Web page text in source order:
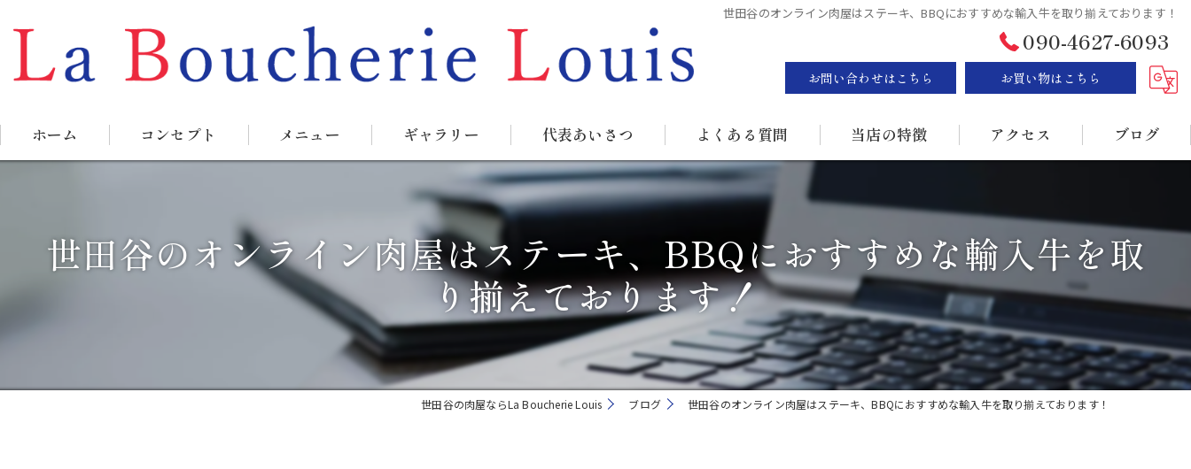
世田谷のオンライン肉屋はステーキ、BBQにおすすめな輸入牛を取り揃えております！
090-4627-6093
お問い合わせはこちら お買い物はこちら
ホーム コンセプト メニュー ギャラリー 代表あいさつ よくある質問 当店の特徴
ステーキ
BBQ
販売
持ち帰り
アクセス ブログ
世田谷のオンライン肉屋はステーキ、BBQにおすすめな輸入牛を取
り揃えております！
世田谷の肉屋ならLa Boucherie Louis ブログ 世田谷のオンライン肉屋はステーキ、BBQにおすすめな輸入牛を取り揃えております！